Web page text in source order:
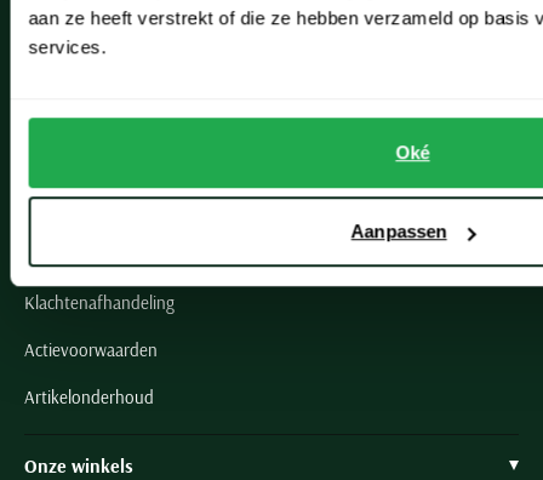
aan ze heeft verstrekt of die ze hebben verzameld op basis
services.
Oké
Aanpassen
Klantenservice
Bestellen
Verzenden
Klachtenafhandeling
Actievoorwaarden
Artikelonderhoud
Onze winkels